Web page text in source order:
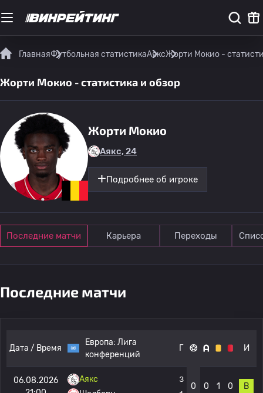
ГлавнаяФутбольная статистикаАяксЖорти Мокио -
Жорти Мокио - статистика и обзор
Жорти Мокио
Аякс, 24
Подробнее об игроке
Последние матчи Карьера Переходы
Последние матчи
Дата / Время
Европа: Лига
конференций
Г И
06.08.2026
Аякс
3
0 0 1 0 В